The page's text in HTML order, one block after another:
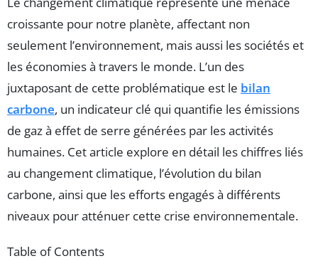
croissante pour notre planète, affectant non
seulement l’environnement, mais aussi les sociétés et
les économies à travers le monde. L’un des
juxtaposant de cette problématique est le bilan
carbone, un indicateur clé qui quantifie les émissions
de gaz à effet de serre générées par les activités
humaines. Cet article explore en détail les chiffres liés
au changement climatique, l’évolution du bilan
carbone, ainsi que les efforts engagés à différents
niveaux pour atténuer cette crise environnementale.
Table of Contents